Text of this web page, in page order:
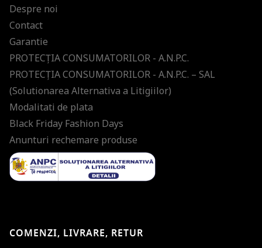
Despre noi
Contact
Garantie
PROTECŢIA CONSUMATORILOR - A.N.P.C.
PROTECŢIA CONSUMATORILOR - A.N.P.C. – SAL
(Solutionarea Alternativa a Litigiilor)
Modalitati de plata
Black Friday Fashion Days
Anunturi rechemare produse
COMENZI, LIVRARE, RETUR